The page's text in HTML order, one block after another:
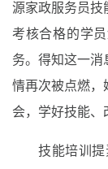
源家政服务员技
考核合格的学
务。得知这一
情再次被点燃，
会，学好技能、
技能培训